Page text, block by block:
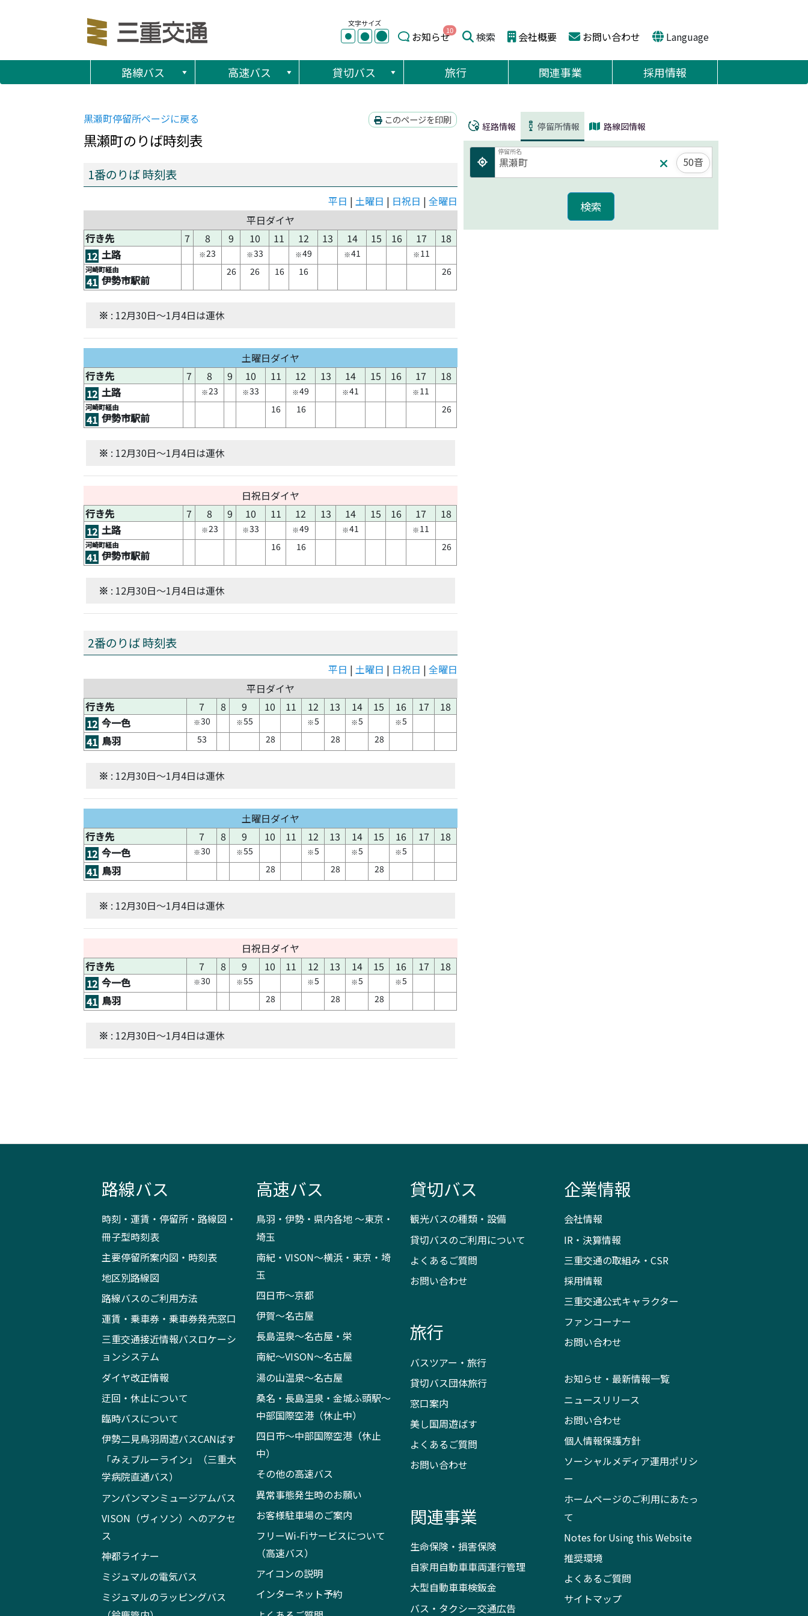
文字サイズ
● ● ● お知らせ10 検索 会社概要 お問い合わせ Language
路線バス 高速バス 貸切バス 旅行 関連事業 採用情報
このページを印刷
黒瀬町停留所ページに戻る
黒瀬町のりば時刻表
1番のりば 時刻表
平日 | 土曜日 | 日祝日 | 全曜日
平日ダイヤ
行き先
7 8 9 10 11 12 13 14 15 16 17
18
12 土路 ※23 ※33 ※49 ※41 ※11
河崎町経由
41 伊勢市駅前
26 26 16 16 26
※ : 12月30日～1月4日は運休
土曜日ダイヤ
行き先
7 8 9 10 11 12 13 14 15 16 17
18
12 土路 ※23 ※33 ※49 ※41 ※11
河崎町経由
41 伊勢市駅前
16 16 26
※ : 12月30日～1月4日は運休
日祝日ダイヤ
行き先
7 8 9 10 11 12 13 14 15 16 17
18
12 土路 ※23 ※33 ※49 ※41 ※11
河崎町経由
41 伊勢市駅前
16 16 26
※ : 12月30日～1月4日は運休
2番のりば 時刻表
平日 | 土曜日 | 日祝日 | 全曜日
平日ダイヤ
行き先
7 8 9 10 11 12 13 14 15 16 17
18
12 今一色 ※30 ※55 ※5 ※5 ※5
41 鳥羽 53 28 28 28
※ : 12月30日～1月4日は運休
土曜日ダイヤ
行き先
7 8 9 10 11 12 13 14 15 16 17
18
12 今一色 ※30 ※55 ※5 ※5 ※5
41 鳥羽 28 28 28
※ : 12月30日～1月4日は運休
日祝日ダイヤ
行き先
7 8 9 10 11 12 13 14 15 16 17
18
12 今一色 ※30 ※55 ※5 ※5 ※5
41 鳥羽 28 28 28
※ : 12月30日～1月4日は運休
経路情報 停留所情報 路線図情報
停留所名
50音
路線バス
時刻・運賃・停留所・路線図・
冊子型時刻表
主要停留所案内図・時刻表
地区別路線図
路線バスのご利用方法
運賃・乗車券・乗車券発売窓口
三重交通接近情報バスロケーシ
ョンシステム
ダイヤ改正情報
迂回・休止について
臨時バスについて
伊勢二見鳥羽周遊バスCANばす
「みえブルーライン」（三重大
学病院直通バス）
アンパンマンミュージアムバス
VISON（ヴィソン）へのアクセ
ス
神都ライナー
ミジュマルの電気バス
ミジュマルのラッピングバス
高速バス
鳥羽・伊勢・県内各地 ～東京・
埼玉
南紀・VISON～横浜・東京・埼
玉
四日市～京都
伊賀～名古屋
長島温泉～名古屋・栄
南紀～VISON～名古屋
湯の山温泉～名古屋
桑名・長島温泉・金城ふ頭駅～
中部国際空港（休止中）
四日市～中部国際空港（休止
中）
その他の高速バス
異常事態発生時のお願い
お客様駐車場のご案内
フリーWi-Fiサービスについて
（高速バス）
アイコンの説明
インターネット予約
貸切バス
観光バスの種類・設備
貸切バスのご利用について
よくあるご質問
お問い合わせ
旅行
バスツアー・旅行
貸切バス団体旅行
窓口案内
美し国周遊ばす
よくあるご質問
お問い合わせ
関連事業
生命保険・損害保険
自家用自動車車両運行管理
大型自動車車検鈑金
バス・タクシー交通広告
企業情報
会社情報
IR・決算情報
三重交通の取組み・CSR
採用情報
三重交通公式キャラクター
ファンコーナー
お問い合わせ
お知らせ・最新情報一覧
ニュースリリース
お問い合わせ
個人情報保護方針
ソーシャルメディア運用ポリシ
ー
ホームページのご利用にあたっ
て
Notes for Using this Website
推奨環境
よくあるご質問
サイトマップ